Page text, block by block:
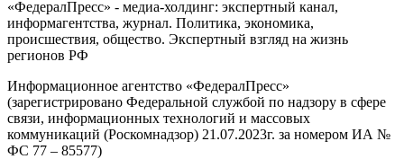
«ФедералПресс» - медиа-холдинг: экспертный канал,
информагентства, журнал. Политика, экономика,
происшествия, общество. Экспертный взгляд на жизнь
регионов РФ
Информационное агентство «ФедералПресс»
(зарегистрировано Федеральной службой по надзору в сфере
связи, информационных технологий и массовых
коммуникаций (Роскомнадзор) 21.07.2023г. за номером ИА №
ФС 77 – 85577)